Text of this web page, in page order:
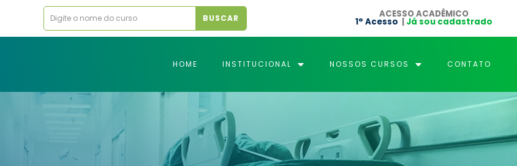
BUSCAR ACESSO ACADÊMICO
1° Acesso | Já sou cadastrado
HOME INSTITUCIONAL NOSSOS CURSOS CONTATO